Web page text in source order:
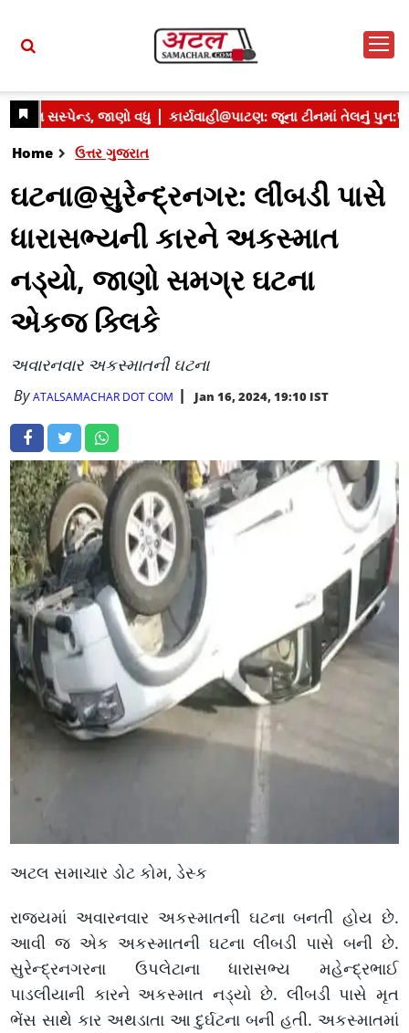
Home ઉત્તર ગુજરાત
ઘટના@સુરેન્દ્રનગર: લીંબડી પાસે
ધારાસભ્યની કારને અકસ્માત
નડ્યો, જાણો સમગ્ર ઘટના
એકજ ક્લિકે
અવારનવાર અકસ્માતની ઘટના
ByATALSAMACHAR DOT COM Jan 16, 2024, 19:10 IST
અટલ સમાચાર ડોટ કોમ, ડેસ્ક
રાજ્યમાં અવારનવાર અકસ્માતની ઘટના બનતી હોય છે.
આવી જ એક અકસ્માતની ઘટના લીંબડી પાસે બની છે.
સુરેન્દ્રનગરના ઉપલેટાના ધારાસભ્ય મહેન્દ્રભાઈ
પાડલીયાની કારને અકસ્માત નડ્યો છે. લીંબડી પાસે મૃત
ભેંસ સાથે કાર અથડાતા આ દુર્ઘટના બની હતી. અકસ્માતમાં